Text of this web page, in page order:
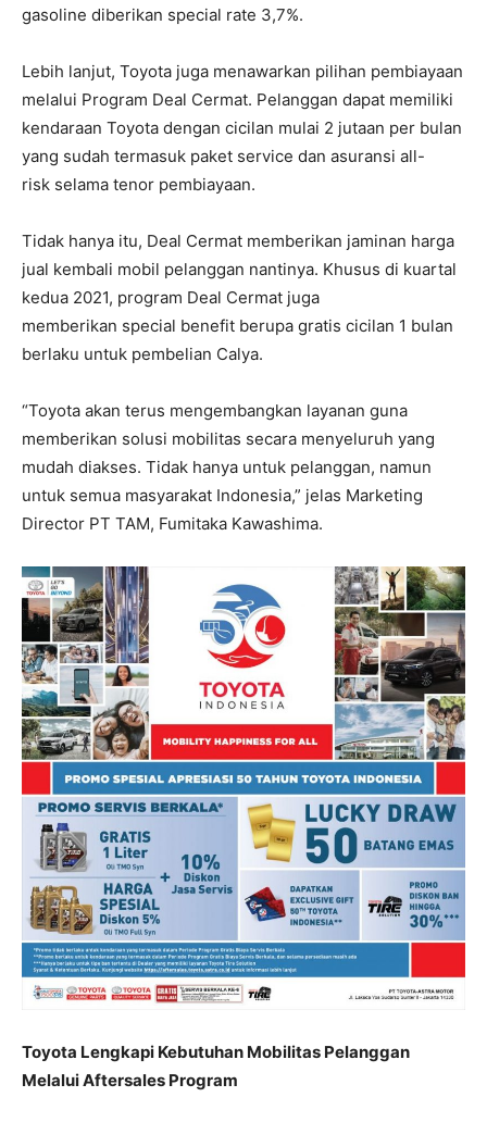
gasoline diberikan special rate 3,7%.
Lebih lanjut, Toyota juga menawarkan pilihan pembiayaan
melalui Program Deal Cermat. Pelanggan dapat memiliki
kendaraan Toyota dengan cicilan mulai 2 jutaan per bulan
yang sudah termasuk paket service dan asuransi all-
risk selama tenor pembiayaan.
Tidak hanya itu, Deal Cermat memberikan jaminan harga
jual kembali mobil pelanggan nantinya. Khusus di kuartal
kedua 2021, program Deal Cermat juga
memberikan special benefit berupa gratis cicilan 1 bulan
berlaku untuk pembelian Calya.
“Toyota akan terus mengembangkan layanan guna
memberikan solusi mobilitas secara menyeluruh yang
mudah diakses. Tidak hanya untuk pelanggan, namun
untuk semua masyarakat Indonesia,” jelas Marketing
Director PT TAM, Fumitaka Kawashima.
Toyota Lengkapi Kebutuhan Mobilitas Pelanggan
Melalui Aftersales Program